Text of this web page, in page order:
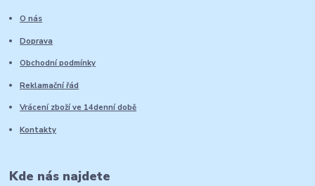
O nás
Doprava
Obchodní podmínky
Reklamační řád
Vrácení zboží ve 14denní době
Kontakty
Kde nás najdete